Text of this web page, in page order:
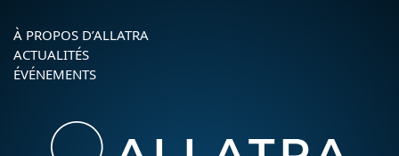
À PROPOS D’ALLATRA
ACTUALITÉS
ÉVÉNEMENTS